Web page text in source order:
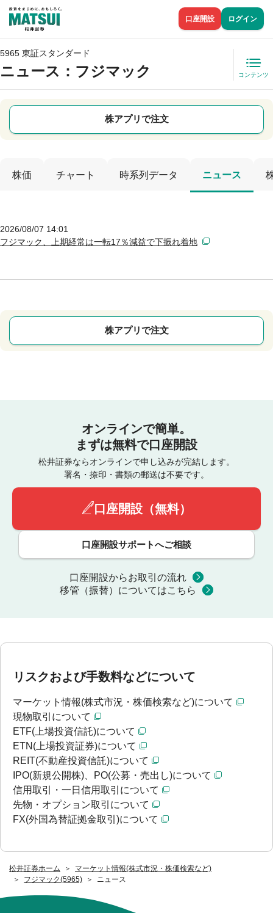
口座開設 ログイン
松井証券ホーム
マーケット情報(株式市況・株価検索など)
フジマック(5965)
ニュース
5965 東証スタンダード
ニュース ：フジマック コンテンツ
株アプリで注文
株価 チャート 時系列データ ニュース
2026/08/07 14:01
フジマック、上期経常は一転17％減益で下振れ着地
株アプリで注文
オンラインで簡単。
まずは無料で口座開設
松井証券ならオンラインで申し込みが完結します。
署名・捺印・書類の郵送は不要です。
口座開設（無料）
口座開設サポートへご相談
口座開設からお取引の流れ
移管（振替）についてはこちら
リスクおよび手数料などについて
マーケット情報(株式市況・株価検索など)について
現物取引について
ETF(上場投資信託)について
ETN(上場投資証券)について
REIT(不動産投資信託)について
IPO(新規公開株)、PO(公募・売出し)について
信用取引・一日信用取引について
先物・オプション取引について
FX(外国為替証拠金取引)について